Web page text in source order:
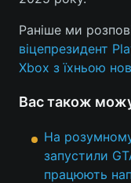
Інтерв'ю
Архів
Контакти
Послуги
Раніше ми
віцепрезидент
Xbox з їхньою
Вас також
На
запустили
працюють